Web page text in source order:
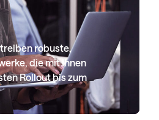
robuste,
die mit Ihnen
Rollout bis zum